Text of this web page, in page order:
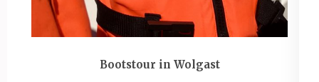
Bootstour in Wolgast